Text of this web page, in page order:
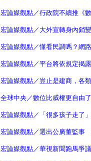
宏論媒觀點／行政院不續推《
宏論媒觀點／大外宣轉身內銷
宏論媒觀點／懂看民調嗎？網
宏論媒觀點／平台將依規定揭
宏論媒觀點／豈止是建商，各
全球中央／數位比威權更自由
宏論媒觀點／「很多孩子走了
宏論媒觀點／選出公廣董監事
宏論媒觀點／華視新聞跑馬爭